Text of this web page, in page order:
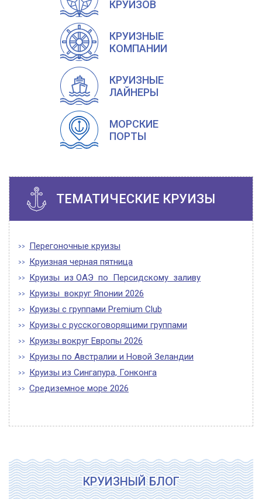
КРУИЗОВ
КРУИЗНЫЕ
КОМПАНИИ
КРУИЗНЫЕ
ЛАЙНЕРЫ
МОРСКИЕ
ПОРТЫ
ТЕМАТИЧЕСКИЕ КРУИЗЫ
Перегоночные круизы
Круизная черная пятница
Круизы из ОАЭ по Персидскому заливу
Круизы вокруг Японии 2026
Круизы с группами Premium Club
Круизы с русскоговорящими группами
Круизы вокруг Европы 2026
Круизы по Австралии и Новой Зеландии
Круизы из Сингапура, Гонконга
Средиземное море 2026
КРУИЗНЫЙ БЛОГ